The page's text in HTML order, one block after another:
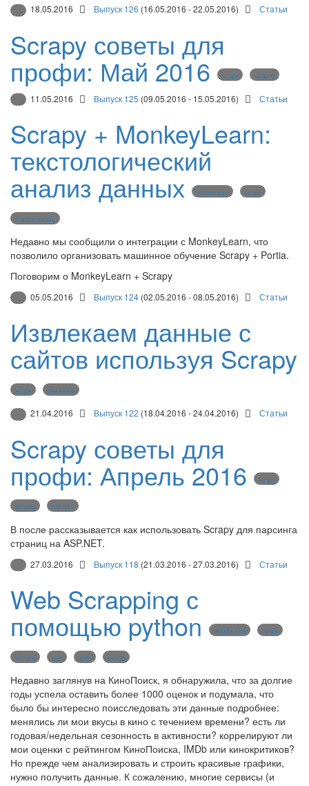
18.05.2016 Выпуск 126 (16.05.2016 - 22.05.2016) Статьи
Scrapy советы для
профи: Май 2016 scrapy scraping
11.05.2016 Выпуск 125 (09.05.2016 - 15.05.2016) Статьи
Scrapy + MonkeyLearn:
текстологический
анализ данных MonkeyLearn scrapy
machine learning
Недавно мы сообщили о интеграции с MonkeyLearn, что
позволило организовать машинное обучение Scrapy + Portia.
Поговорим о MonkeyLearn + Scrapy
05.05.2016 Выпуск 124 (02.05.2016 - 08.05.2016) Статьи
Извлекаем данные с
сайтов используя Scrapy
scrapy data mining
21.04.2016 Выпуск 122 (18.04.2016 - 24.04.2016) Статьи
Scrapy советы для
профи: Апрель 2016 scrapy
scraping ASP.NET
В после рассказывается как использовать Scrapy для парсинга
страниц на ASP.NET.
27.03.2016 Выпуск 118 (21.03.2016 - 27.03.2016) Статьи
Web Scrapping с
помощью python beautiful soup scrapy
scraping lxml xpath parsing
Недавно заглянув на КиноПоиск, я обнаружила, что за долгие
годы успела оставить более 1000 оценок и подумала, что
было бы интересно поисследовать эти данные подробнее:
менялись ли мои вкусы в кино с течением времени? есть ли
годовая/недельная сезонность в активности? коррелируют ли
мои оценки с рейтингом КиноПоиска, IMDb или кинокритиков?
Но прежде чем анализировать и строить красивые графики,
нужно получить данные. К сожалению, многие сервисы (и